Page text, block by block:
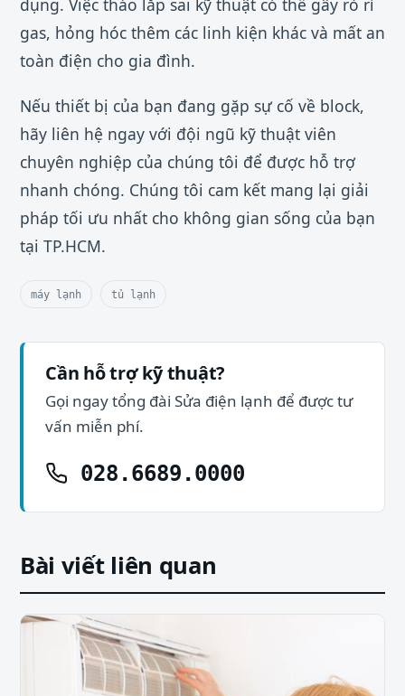
gas, hỏng hóc thêm các linh kiện khác và mất an
toàn điện cho gia đình.
Nếu thiết bị của bạn đang gặp sự cố về block,
hãy liên hệ ngay với đội ngũ kỹ thuật viên
chuyên nghiệp của chúng tôi để được hỗ trợ
nhanh chóng. Chúng tôi cam kết mang lại giải
pháp tối ưu nhất cho không gian sống của bạn
tại TP.HCM.
máy lạnh tủ lạnh
Cần hỗ trợ kỹ thuật?
Gọi ngay tổng đài Sửa điện lạnh để được tư
vấn miễn phí.
028.6689.0000
Bài viết liên quan